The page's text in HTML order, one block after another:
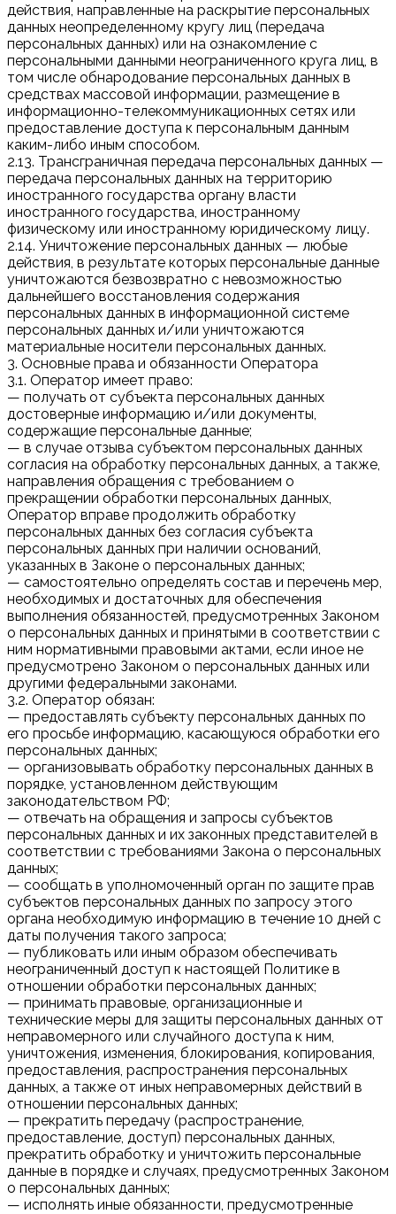
действия, направленные на раскрытие персональных
данных неопределенному кругу лиц (передача
персональных данных) или на ознакомление с
персональными данными неограниченного круга лиц, в
том числе обнародование персональных данных в
средствах массовой информации, размещение в
информационно-телекоммуникационных сетях или
предоставление доступа к персональным данным
каким-либо иным способом.
2.13. Трансграничная передача персональных данных —
передача персональных данных на территорию
иностранного государства органу власти
иностранного государства, иностранному
физическому или иностранному юридическому лицу.
2.14. Уничтожение персональных данных — любые
действия, в результате которых персональные данные
уничтожаются безвозвратно с невозможностью
дальнейшего восстановления содержания
персональных данных в информационной системе
персональных данных и/или уничтожаются
материальные носители персональных данных.
3. Основные права и обязанности Оператора
3.1. Оператор имеет право:
— получать от субъекта персональных данных
достоверные информацию и/или документы,
содержащие персональные данные;
— в случае отзыва субъектом персональных данных
согласия на обработку персональных данных, а также,
направления обращения с требованием о
прекращении обработки персональных данных,
Оператор вправе продолжить обработку
персональных данных без согласия субъекта
персональных данных при наличии оснований,
указанных в Законе о персональных данных;
— самостоятельно определять состав и перечень мер,
необходимых и достаточных для обеспечения
выполнения обязанностей, предусмотренных Законом
о персональных данных и принятыми в соответствии с
ним нормативными правовыми актами, если иное не
предусмотрено Законом о персональных данных или
другими федеральными законами.
3.2. Оператор обязан:
— предоставлять субъекту персональных данных по
его просьбе информацию, касающуюся обработки его
персональных данных;
— организовывать обработку персональных данных в
порядке, установленном действующим
законодательством РФ;
— отвечать на обращения и запросы субъектов
персональных данных и их законных представителей в
соответствии с требованиями Закона о персональных
данных;
— сообщать в уполномоченный орган по защите прав
субъектов персональных данных по запросу этого
органа необходимую информацию в течение 10 дней с
даты получения такого запроса;
— публиковать или иным образом обеспечивать
неограниченный доступ к настоящей Политике в
отношении обработки персональных данных;
— принимать правовые, организационные и
технические меры для защиты персональных данных от
неправомерного или случайного доступа к ним,
уничтожения, изменения, блокирования, копирования,
предоставления, распространения персональных
данных, а также от иных неправомерных действий в
отношении персональных данных;
— прекратить передачу (распространение,
предоставление, доступ) персональных данных,
прекратить обработку и уничтожить персональные
данные в порядке и случаях, предусмотренных Законом
о персональных данных;
— исполнять иные обязанности, предусмотренные